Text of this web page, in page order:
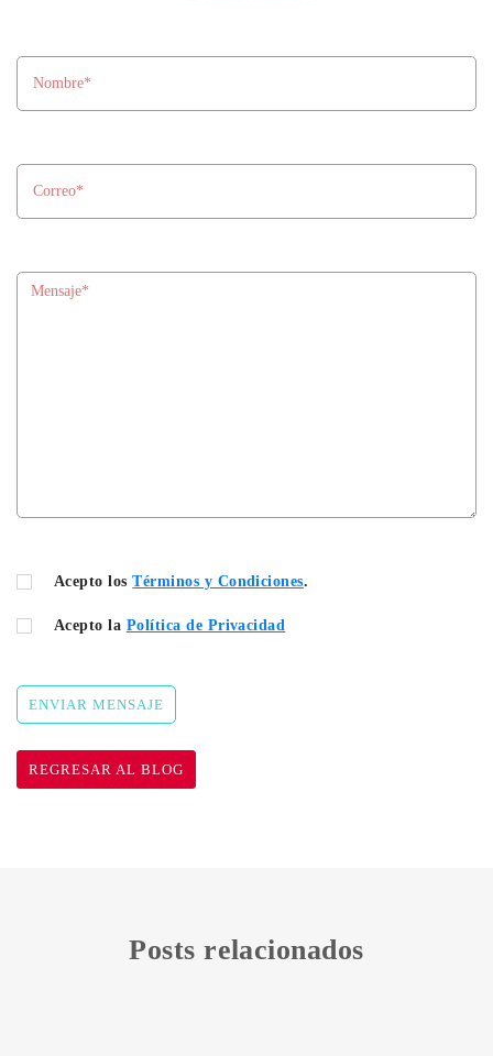
Acepto losTérminos y Condiciones.
Acepto la Política de Privacidad
ENVIAR MENSAJE
REGRESAR AL BLOG
Posts relacionados